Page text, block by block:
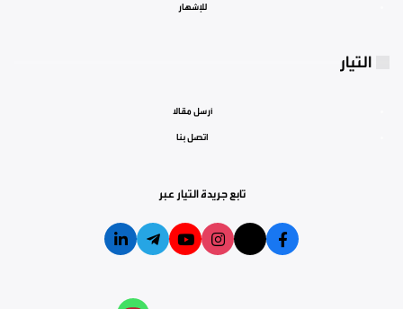
للإشهار
التيار
أرسل مقالا
اتصل بنا
تابع جريدة التيار عبر